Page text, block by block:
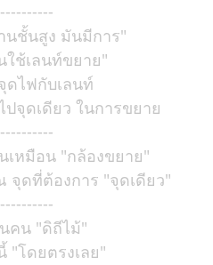
นชั้นสูง มันมีการ"
ใช้เลนท์ขยาย"
ดไฟกับเลนท์
จุดเดียว ในการขยาย
เหมือน "กล้องขยาย"
จุดที่ต้องการ "จุดเดียว"
คน "ดิถีไม้"
โดยตรงเลย"